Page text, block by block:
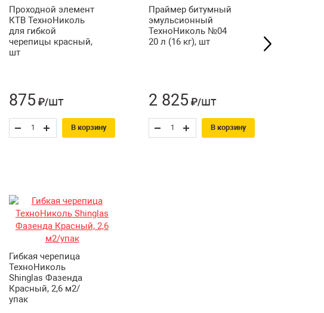
Проходной элемент
КТВ ТехноНиколь
для гибкой
черепицы красный,
шт
875 ₽/шт
В корзину
Праймер битумный
эмульсионный
ТехноНиколь №04
20 л (16 кг), шт
2 825 ₽/шт
В корзину
Гибкая черепица
ТехноНиколь
Shinglas Фазенда
Красный, 2,6 м2/
упак